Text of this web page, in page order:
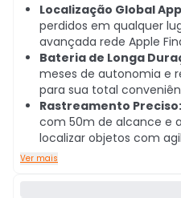
Localização Global
perdidos em qualquer
avançada rede Apple
Bateria de Longa
meses de autonomia e
para sua total
Rastreamento Preciso:
com 50m de alcance e
localizar objetos com
Ver mais